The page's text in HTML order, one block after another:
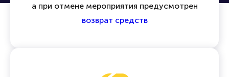
а при отмене мероприятия предусмотрен
возврат средств